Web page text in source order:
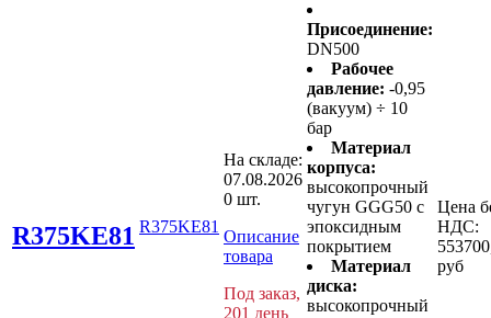
R375KE81 R375KE81
На складе:
07.08.2026
0 шт.
Описание
товара
Под заказ,
201 день
Присоединение:
DN500
Рабочее
давление: -0,95
(вакуум) ÷ 10
бар
Материал
корпуса:
высокопрочный
чугун GGG50 с
эпоксидным
покрытием
Материал
диска:
высокопрочный
Цена
НДС:
руб